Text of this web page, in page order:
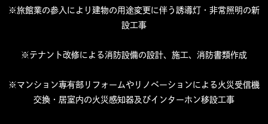
※旅館業の参入により建物の用途変更に伴う誘導灯・非常照明の新
設工事
※テナント改修による消防設備の設計、施工、消防書類作成
※マンション専有部リフォームやリノベーションによる火災受信機
交換・居室内の火災感知器及びインターホン移設工事